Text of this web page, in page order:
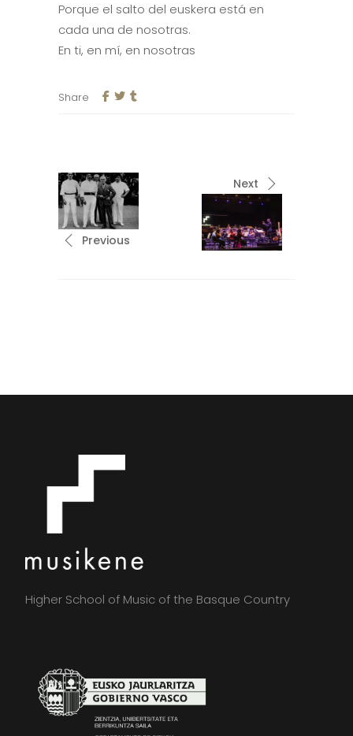
Porque el salto del euskera está en
cada una de nosotras.
En ti, en mí, en nosotras
Share
Previous
Next
Higher School of Music of the Basque Country